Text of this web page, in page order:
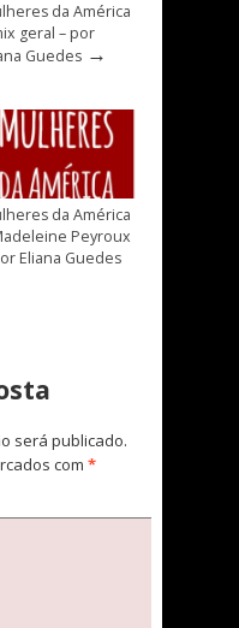
da América
geral – por
Guedes →
da América
Peyroux
Eliana Guedes
será publicado.
com *